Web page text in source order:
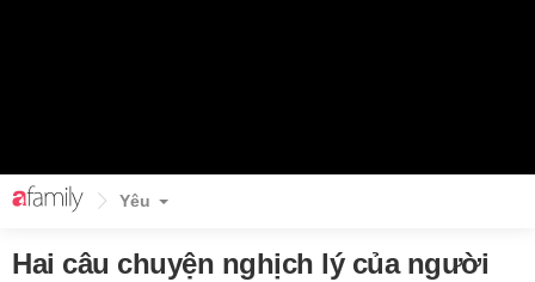
Yêu
Hai câu chuyện nghịch lý của người